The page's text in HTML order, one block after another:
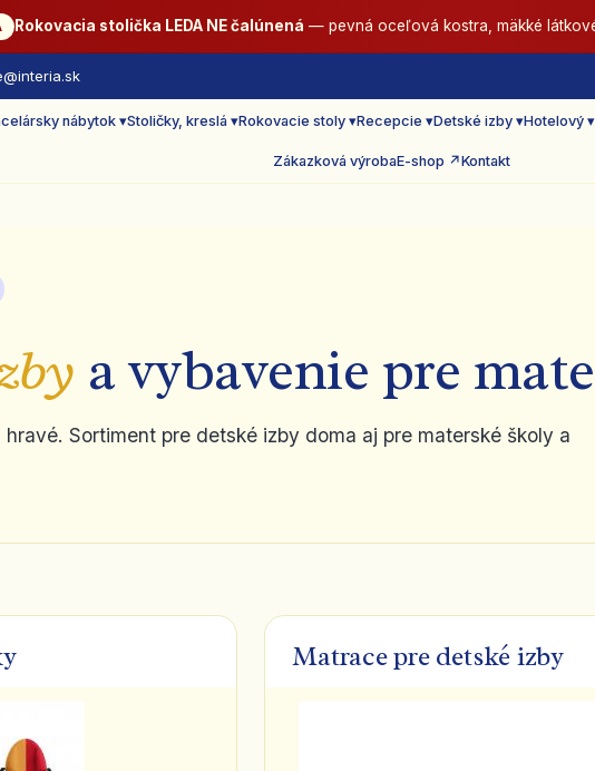
Rokovacia stolička LEDA NE čalúnená — pevná oceľová kostra, mäkké
nábytok ▾Stoličky, kreslá ▾Rokovacie stoly ▾Recepcie ▾Detské izby ▾Hotelový ▾
Zákazková výrobaE-shop ↗Kontakt
a vybavenie pre
Sortiment pre detské izby doma aj pre materské školy a
Matrace pre detské izby